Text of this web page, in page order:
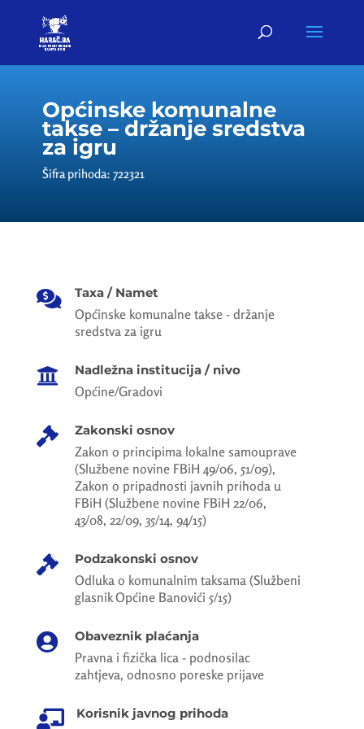
Općinske komunalne
takse – držanje sredstva
za igru
Šifra prihoda: 722321
 Taxa / Namet
Općinske komunalne takse - držanje
sredstva za igru
 Nadležna institucija / nivo
Općine/Gradovi
 Zakonski osnov
Zakon o principima lokalne samouprave
(Službene novine FBiH 49/06, 51/09),
Zakon o pripadnosti javnih prihoda u
FBiH (Službene novine FBiH 22/06,
43/08, 22/09, 35/14, 94/15)
 Podzakonski osnov
Odluka o komunalnim taksama (Službeni
glasnik Općine Banovići 5/15)
 Obaveznik plaćanja
Pravna i fizička lica - podnosilac
zahtjeva, odnosno poreske prijave
 Korisnik javnog prihoda